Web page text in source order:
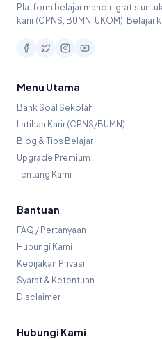
Platform belajar mandiri gratis
karir (CPNS, BUMN, UKOM). Belajar
Menu Utama
Bank Soal Sekolah
Latihan Karir (CPNS/BUMN)
Blog & Tips Belajar
Upgrade Premium
Tentang Kami
Bantuan
FAQ / Pertanyaan
Hubungi Kami
Kebijakan Privasi
Syarat & Ketentuan
Disclaimer
Hubungi Kami